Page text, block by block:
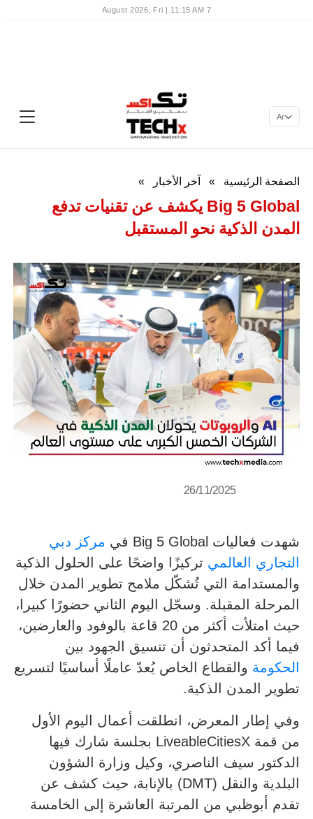
7 August 2026, Fri | 11:15 AM
Ar
الصفحة الرئيسية » آخر الأخبار »
Big 5 Global يكشف عن تقنيات تدفع
المدن الذكية نحو المستقبل
26/11/2025
شهدت فعاليات Big 5 Global في
مركز دبي
التجاري العالمي تركيزًا واضحًا على الحلول الذكية
والمستدامة التي تُشكّل ملامح تطوير المدن خلال
المرحلة المقبلة. وسجّل اليوم الثاني حضورًا كبيرا،
حيث امتلأت أكثر من 20 قاعة بالوفود والعارضين،
فيما أكد المتحدثون أن تنسيق الجهود بين
الحكومة والقطاع الخاص يُعدّ عاملًا أساسيًا لتسريع
تطوير المدن الذكية.
وفي إطار المعرض، انطلقت أعمال اليوم الأول
من قمة LiveableCitiesX بجلسة شارك فيها
الدكتور سيف الناصري، وكيل وزارة الشؤون
البلدية والنقل (DMT) بالإنابة، حيث كشف عن
تقدم أبوظبي من المرتبة العاشرة إلى الخامسة